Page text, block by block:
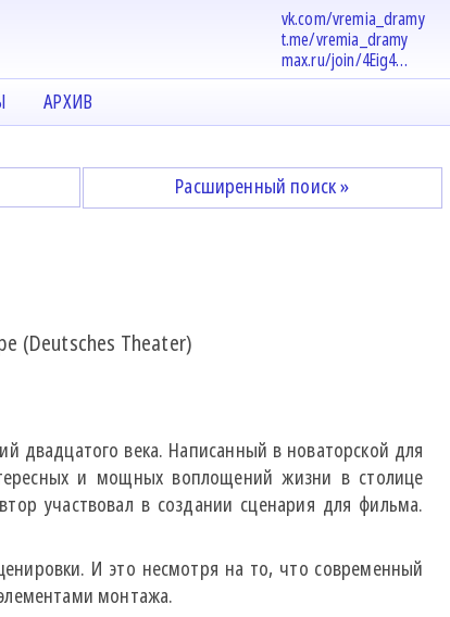
vk.com/vremia_dramy
t.me/vremia_dramy
max.ru/join/4Eig4…
АРХИВ
Расширенный поиск »
(Deutsches Theater)
двадцатого века. Написанный в новаторской для
и мощных воплощений жизни в столице
участвовал в создании сценария для фильма.
И это несмотря на то, что современный
монтажа.